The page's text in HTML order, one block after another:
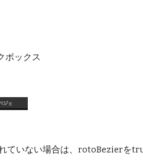
ボックス
ていない場合は、rotoBezierを